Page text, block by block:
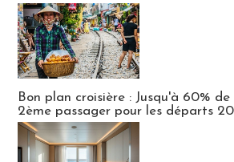
Bon plan croisière : Jusqu'à 60%
2ème passager pour les départs